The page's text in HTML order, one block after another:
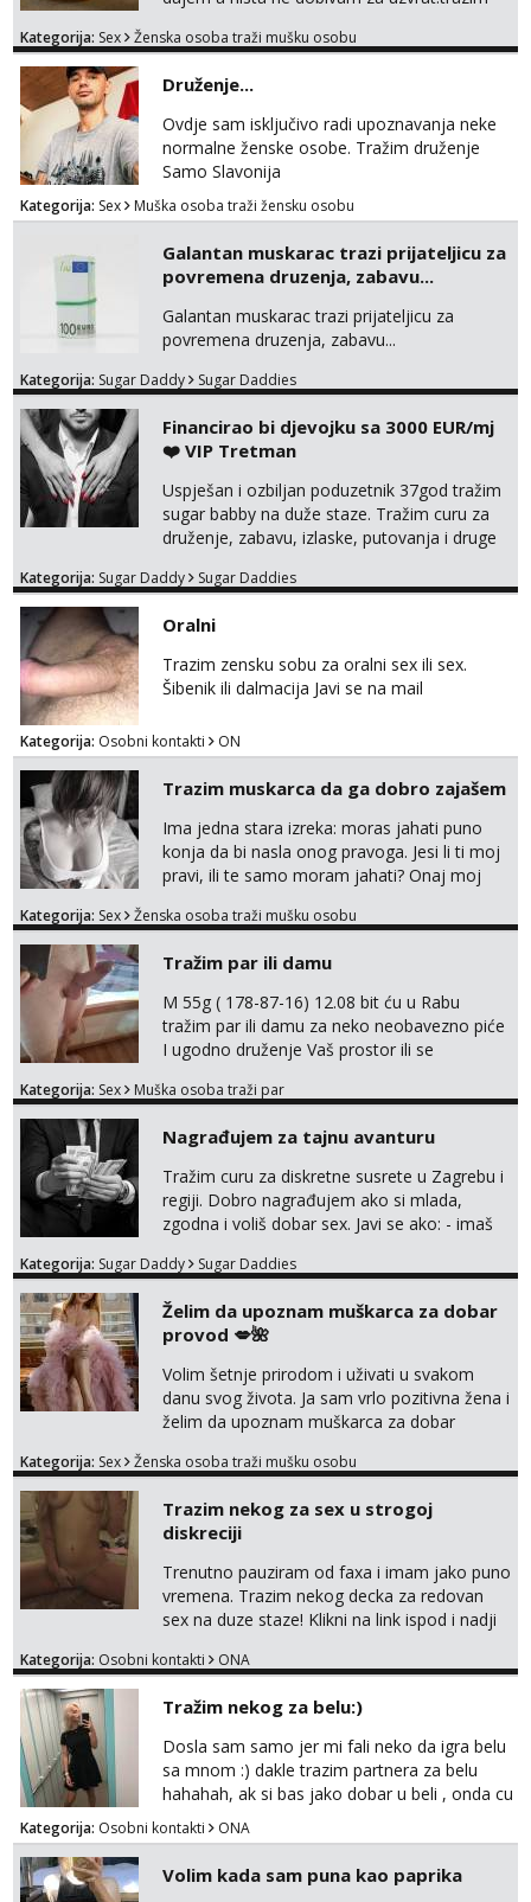
trazim puno samo malo njeznosti i
poljupce po tijelu koji me jako
pale,obozavam kad muskarac preuzme
kontrolu . javi se :) Klikni na link ispod i nadji
me tamo, cekam te!
Kategorija: Sex Ženska osoba traži mušku osobu
Druženje...
Ovdje sam isključivo radi upoznavanja neke
normalne ženske osobe. Tražim druženje
Samo Slavonija
Kategorija: Sex Muška osoba traži žensku osobu
Galantan muskarac trazi prijateljicu za
povremena druzenja, zabavu...
Galantan muskarac trazi prijateljicu za
povremena druzenja, zabavu...
Kategorija: Sugar Daddy Sugar Daddies
Financirao bi djevojku sa 3000 EUR/mj
❤️ VIP Tretman
Uspješan i ozbiljan poduzetnik 37god tražim
sugar babby na duže staze. Tražim curu za
druženje, zabavu, izlaske, putovanja i druge
otvorena, komunikativna, zgodna i atraktivna
markodalic37@gmail.com
Kategorija: Sugar Daddy Sugar Daddies
Oralni
Trazim zensku sobu za oralni sex ili sex.
Šibenik ili dalmacija Javi se na mail
Kategorija: Osobni kontakti ON
Trazim muskarca da ga dobro zajašem
Ima jedna stara izreka: moras jahati puno
konja da bi nasla onog pravoga. Jesi li ti moj
pravi, ili te samo moram jahati? Onaj moj
na sexdater link i javi mi se tamo....
Kategorija: Sex Ženska osoba traži mušku osobu
Tražim par ili damu
M 55g ( 178-87-16) 12.08 bit ću u Rabu
tražim par ili damu za neko neobavezno piće
I ugodno druženje Vaš prostor ili se
plaži na noćno kupanje Kontakt
Kategorija: Sex Muška osoba traži par
Nagrađujem za tajnu avanturu
Tražim curu za diskretne susrete u Zagrebu i
regiji. Dobro nagrađujem ako si mlada,
zgodna i voliš dobar sex. Javi se ako: - imaš
kosu - se dobro ljubiš - si fleksibilna s
dostupna radnim danom (vikendi i noći su za
obitelj) - vodiš brigu o zdravlju i koristiš
zaštitu Ne javljajte se: - debele - frajeri i
paro...
Kategorija: Sugar Daddy Sugar Daddies
Želim da upoznam muškarca za dobar
provod 💋🌺
Volim šetnje prirodom i uživati u svakom
danu svog života. Ja sam vrlo pozitivna žena i
želim da upoznam muškarca za dobar
na link ispod i nadji me tamo, cekam te!
Kategorija: Sex Ženska osoba traži mušku osobu
Trazim nekog za sex u strogoj
diskreciji
Trenutno pauziram od faxa i imam jako puno
vremena. Trazim nekog decka za redovan
sex na duze staze! Klikni na link ispod i nadji
Kategorija: Osobni kontakti ONA
Tražim nekog za belu:)
Dosla sam samo jer mi fali neko da igra belu
sa mnom :) dakle trazim partnera za belu
hahahah, ak si bas jako dobar u beli , onda cu
razmislit za dalje Klikni na link ispod i nadji me
tamo, cekam te!
Kategorija: Osobni kontakti ONA
Volim kada sam puna kao paprika